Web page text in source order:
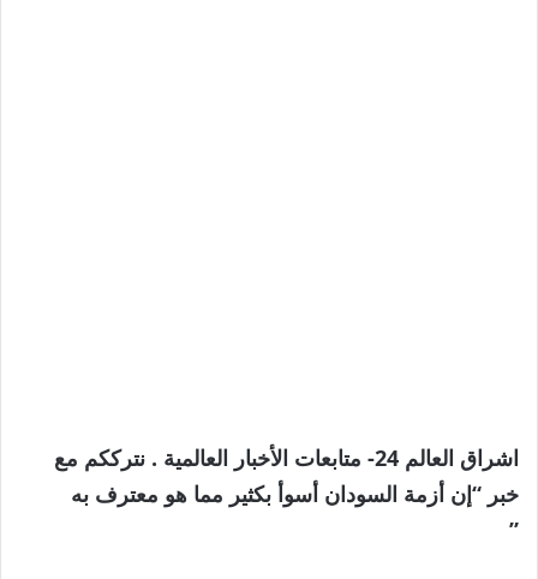
اشراق العالم 24- متابعات الأخبار العالمية . نترككم مع
خبر “إن أزمة السودان أسوأ بكثير مما هو معترف به
”